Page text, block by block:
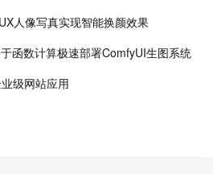
人像写真实现智能换颜效果
函数计算极速部署ComfyUI生图系统
级网站应用